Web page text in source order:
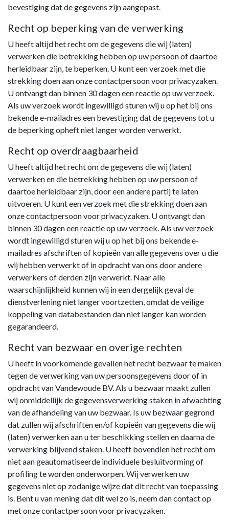
bevestiging dat de gegevens zijn aangepast.
Recht op beperking van de verwerking
U heeft altijd het recht om de gegevens die wij (laten)
verwerken die betrekking hebben op uw persoon of daartoe
herleidbaar zijn, te beperken. U kunt een verzoek met die
strekking doen aan onze contactpersoon voor privacyzaken.
U ontvangt dan binnen 30 dagen een reactie op uw verzoek.
Als uw verzoek wordt ingewilligd sturen wij u op het bij ons
bekende e-mailadres een bevestiging dat de gegevens tot u
de beperking opheft niet langer worden verwerkt.
Recht op overdraagbaarheid
U heeft altijd het recht om de gegevens die wij (laten)
verwerken en die betrekking hebben op uw persoon of
daartoe herleidbaar zijn, door een andere partij te laten
uitvoeren. U kunt een verzoek met die strekking doen aan
onze contactpersoon voor privacyzaken. U ontvangt dan
binnen 30 dagen een reactie op uw verzoek. Als uw verzoek
wordt ingewilligd sturen wij u op het bij ons bekende e-
mailadres afschriften of kopieën van alle gegevens over u die
wij hebben verwerkt of in opdracht van ons door andere
verwerkers of derden zijn verwerkt. Naar alle
waarschijnlijkheid kunnen wij in een dergelijk geval de
dienstverlening niet langer voortzetten, omdat de veilige
koppeling van databestanden dan niet langer kan worden
gegarandeerd.
Recht van bezwaar en overige rechten
U heeft in voorkomende gevallen het recht bezwaar te maken
tegen de verwerking van uw persoonsgegevens door of in
opdracht van Vandewoude BV. Als u bezwaar maakt zullen
wij onmiddellijk de gegevensverwerking staken in afwachting
van de afhandeling van uw bezwaar. Is uw bezwaar gegrond
dat zullen wij afschriften en/of kopieën van gegevens die wij
(laten) verwerken aan u ter beschikking stellen en daarna de
verwerking blijvend staken. U heeft bovendien het recht om
niet aan geautomatiseerde individuele besluitvorming of
profiling te worden onderworpen. Wij verwerken uw
gegevens niet op zodanige wijze dat dit recht van toepassing
is. Bent u van mening dat dit wel zo is, neem dan contact op
met onze contactpersoon voor privacyzaken.